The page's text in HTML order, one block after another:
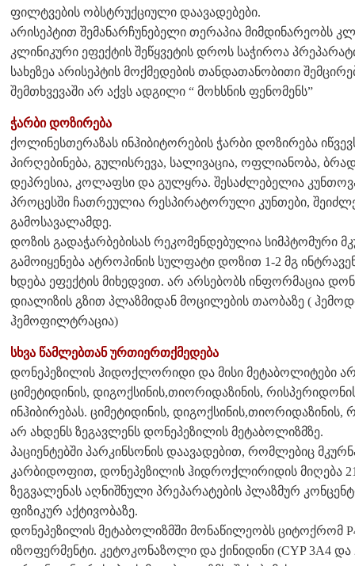
ფილტვების ობსტრუქციული დაავადებები.
არისეპტით შემანარჩუნებელი თერაპია მიმდინარეობს
კლინიკური ეფექტის შეწყვეტის დროს საჭიროა
სახეზეა არისეპტის მოქმედების თანდათანობითი
შემთხვევაში არ აქვს ადგილი “ მოხსნის ფენომენს”
ჭარბი დოზირება
ქოლინესთერაზას ინჰიბიტორების ჭარბი დოზირება
პირღებინება, გულისრევა, სალივაცია, ოფლიანობა,
დეპრესია, კოლაფსი და გულყრა. შესაძლებელია
პროცესში ჩათრეულია რესპირატორული კუნთები,
გამოსავალამდე.
დოზის გადაჭარბებისას რეკომენდებულია
გამოიყენება ატროპინის სულფატი დოზით 1-2 მგ
ხდება ეფექტის მიხედვით. არ არსებობს ინფორმაცია
დიალიზის გზით პლაზმიდან მოცილების თაობაზე (
ჰემოფილტრაცია)
სხვა წამლებთან ურთიერთქმედება
დონეპეზილის ჰიდოქლორიდი და მისი მეტაბოლიტები
ციმეტიდინის, დიგოქსინის,თიორიდაზინის,
ინჰიბირებას. ციმეტიდინის,
არ ახდენს ზეგავლენს დონეპეზილის მეტაბოლიზმზე.
პაციენტებში პარკინსონის დაავადებით, რომლებიც
კარბიდოფით, დონეპეზილის ჰიდროქლირიდის მიღება
ზეგვალენას აღნიშნული პრეპარატების პლაზმურ
ფიზიკურ აქტივობაზე.
დონეპეზილის მეტაბოლიზმში მონაწილეობს ციტოქრომ
იზოფერმენტი. კეტოკონაზოლი და ქინიდინი (CYP 3A4 და